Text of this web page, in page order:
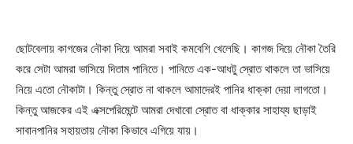
ছোটবেলায় কাগজের নৌকা দিয়ে আমরা সবাই কমবেশি খেলেছি। কাগজ দিয়ে নৌকা তৈরি
করে সেটা আমরা ভাসিয়ে দিতাম পানিতে। পানিতে এক-আধটু স্রোত থাকলে তা ভাসিয়ে
নিয়ে এতো নৌকাটা। কিন্তু স্রোত না থাকলে আমাদেরই পানির ধাক্কা দেয়া লাগতো।
কিন্তু আজকের এই এক্সপেরিমেন্টে আমরা দেখাবো স্রোত বা ধাক্কার সাহায্য ছাড়াই
সাবানপানির সহায়তায় নৌকা কিভাবে এগিয়ে যায়।